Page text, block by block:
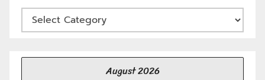
August 2026